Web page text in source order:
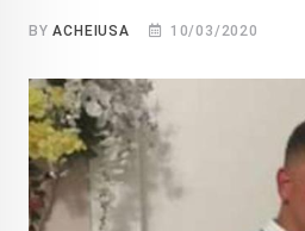
BYACHEIUSA 10/03/2020